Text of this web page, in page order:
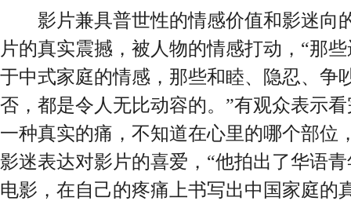
影片兼具普世性的情感价值和影迷向
片的真实震撼，被人物的情感打动，“那
于中式家庭的情感，那些和睦、隐忍、争
否，都是令人无比动容的。”有观众表示
一种真实的痛，不知道在心里的哪个部位
影迷表达对影片的喜爱，“他拍出了华语
电影，在自己的疼痛上书写出中国家庭的